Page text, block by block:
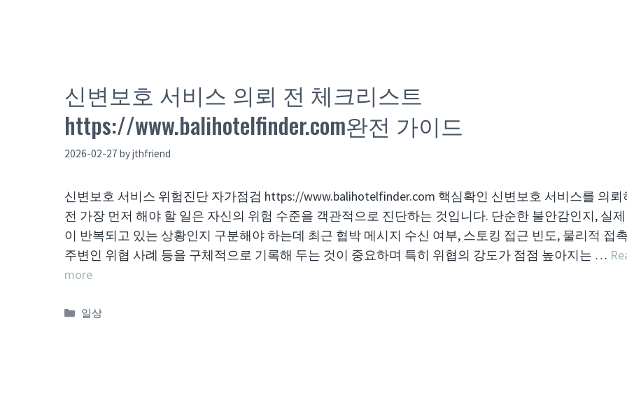
신변보호 서비스 의뢰 전 체크리스트
https://www.balihotelfinder.com완전 가이드
2026-02-27 byjthfriend
신변보호 서비스 위험진단 자가점검 https://www.balihotelfinder.com 핵심확인 신변보호 서비스를 의뢰
전 가장 먼저 해야 할 일은 자신의 위험 수준을 객관적으로 진단하는 것입니다. 단순한 불안감인지, 실
이 반복되고 있는 상황인지 구분해야 하는데 최근 협박 메시지 수신 여부, 스토킹 접근 빈도, 물리적 접
주변인 위협 사례 등을 구체적으로 기록해 두는 것이 중요하며 특히 위협의 강도가 점점 높아지는 …
more
Categories
일상